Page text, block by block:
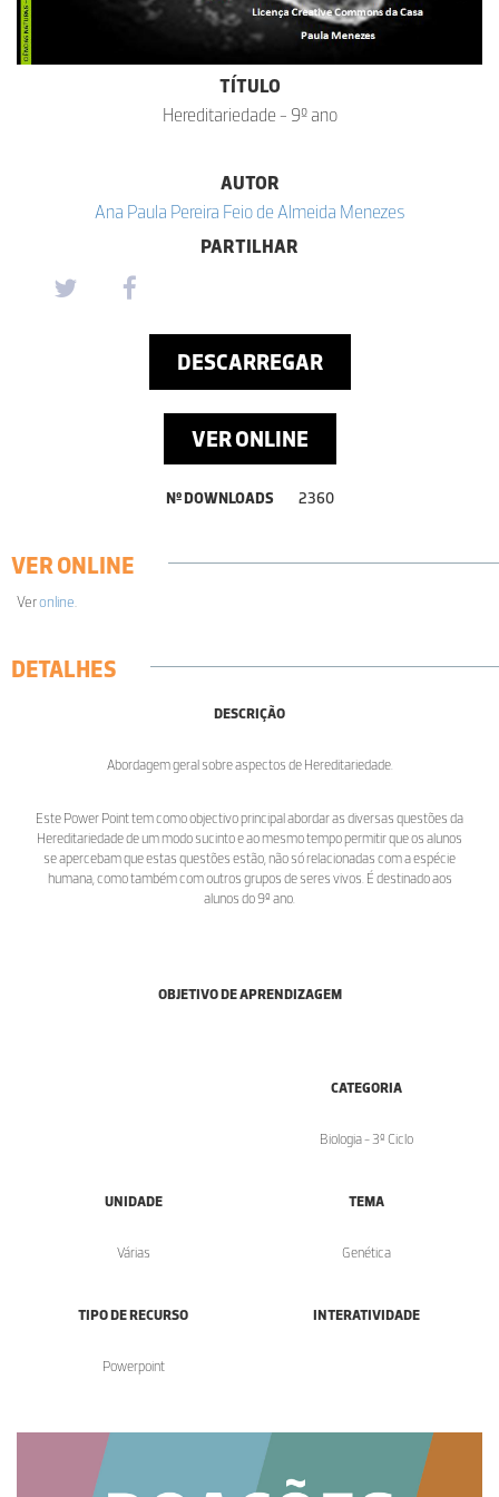
TÍTULO
Hereditariedade - 9º ano
AUTOR
Ana Paula Pereira Feio de Almeida Menezes
PARTILHAR
DESCARREGAR
VER ONLINE
Nº DOWNLOADS 2360
VER ONLINE
Veronline.
DETALHES
DESCRIÇÃO
Abordagem geral sobre aspectos de Hereditariedade.
Este Power Point tem como objectivo principal abordar as diversas questões da
Hereditariedade de um modo sucinto e ao mesmo tempo permitir que os alunos
se apercebam que estas questões estão, não só relacionadas com a espécie
humana, como também com outros grupos de seres vivos. É destinado aos
alunos do 9º ano.
OBJETIVO DE APRENDIZAGEM
CATEGORIA
Biologia - 3º Ciclo
UNIDADE
Várias
TEMA
Genética
TIPO DE RECURSO
Powerpoint
INTERATIVIDADE